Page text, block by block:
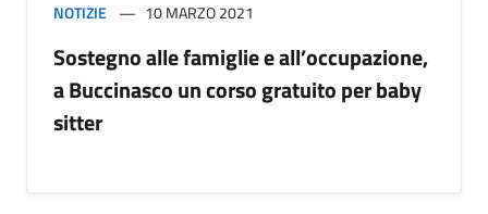
NOTIZIE 10 MARZO 2021
Sostegno alle famiglie e all’occupazione,
a Buccinasco un corso gratuito per baby
sitter